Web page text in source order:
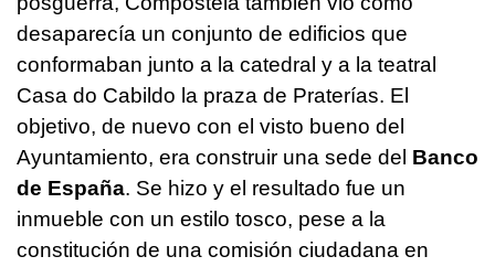
desaparecía un conjunto de edificios que
conformaban junto a la catedral y a la teatral
Casa do Cabildo la praza de Praterías. El
objetivo, de nuevo con el visto bueno del
Ayuntamiento, era construir una sede del Banco
de España. Se hizo y el resultado fue un
inmueble con un estilo tosco, pese a la
constitución de una comisión ciudadana en